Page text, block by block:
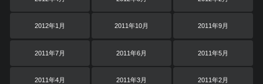
2012年1月 2011年10月 2011年9月
2011年7月 2011年6月 2011年5月
2011年4月 2011年3月 2011年2月